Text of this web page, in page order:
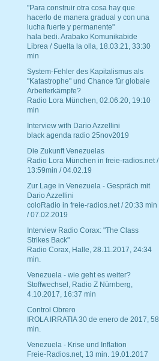
"Para construir otra cosa hay que
hacerlo de manera gradual y con una
lucha fuerte y permanente"
hala bedi. Arabako Komunikabide
Librea / Suelta la olla, 18.03.21, 33:30
min
System-Fehler des Kapitalismus als
"Katastrophe" und Chance für globale
Arbeiterkämpfe?
Radio Lora München, 02.06.20, 19:10
min
Interview with Dario Azzellini
black agenda radio 25nov2019
Die Zukunft Venezuelas
Radio Lora München in freie-radios.net /
13:59min / 04.02.19
Zur Lage in Venezuela - Gespräch mit
Dario Azzellini
coloRadio in freie-radios.net / 20:33 min
/ 07.02.2019
Interview Radio Corax: "The Class
Strikes Back"
Radio Corax, Halle, 28.11.2017, 24:34
min.
Venezuela - wie geht es weiter?
Stoffwechsel, Radio Z Nürnberg,
4.10.2017, 16:37 min
Control Obrero
IROLA IRRATIA 30 de enero de 2017, 58
min.
Venezuela - Krise und Inflation
Freie-Radios.net, 13 min. 19.01.2017